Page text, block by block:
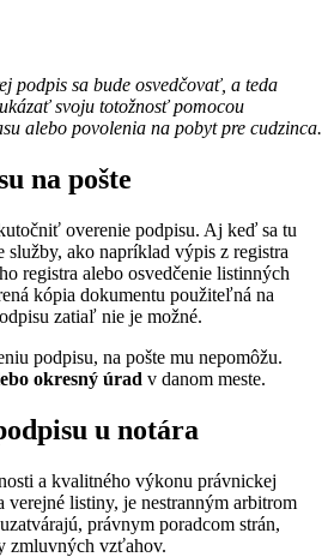
podpis sa bude osvedčovať, a teda
svoju totožnosť pomocou
alebo povolenia na pobyt pre cudzinca.
na pošte
overenie podpisu. Aj keď sa tu
služby, ako napríklad výpis z registra
registra alebo osvedčenie listinných
kópia dokumentu použiteľná na
zatiaľ nie je možné.
podpisu, na pošte mu nepomôžu.
okresný úrad v danom meste.
u notára
a kvalitného výkonu právnickej
verejné listiny, je nestranným arbitrom
právnym poradcom strán,
zmluvných vzťahov.